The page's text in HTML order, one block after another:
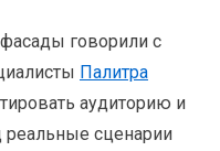
говорили с
Палитра
аудиторию и
реальные сценарии